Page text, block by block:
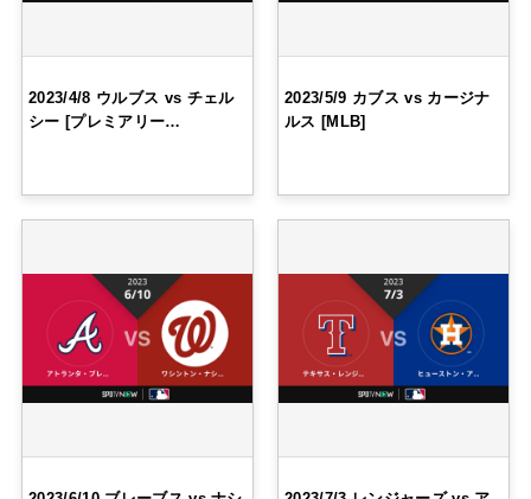
2023/4/8 ウルブス vs チェル
シー [プレミアリー…
2023/5/9 カブス vs カージナ
ルス [MLB]